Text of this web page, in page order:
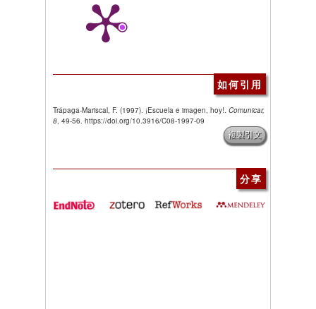
如何引用
Trápaga-Mariscal, F. (1997). ¡Escuela e imagen, hoy!. Comunicar,
8, 49-56. https://doi.org/10.3916/C08-1997-09
複製引文
分享